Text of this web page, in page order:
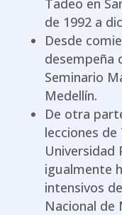
de 1992 a
Desde
desempeña
Seminario
Medellín.
De otra
lecciones
Universidad
igualmente
intensivos
Nacional de